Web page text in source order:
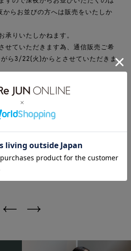
からお並びの方へは販売をいたしか
承りいたしかねます。
せていただきます為、通信販売ご希
ら3/22(火)からとさせていただきま
あればお気軽にお問い合わせ下さい
hyke
hykexadidas